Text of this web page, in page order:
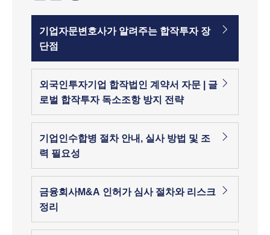
기업자문변호사가 알려주는 합작투자 장
단점
외국인투자기업 합작법인 계약서 자문 | 글
로벌 합작투자 독소조항 방지 전략
기업인수합병 절차 안내, 실사 방법 및 조
력 필요성
금융회사M&A 인허가 심사 절차와 리스크
정리